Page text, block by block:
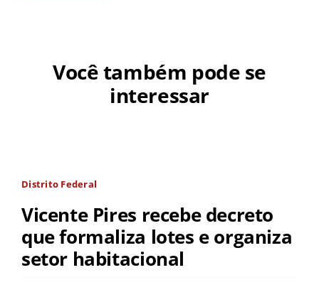
Você também pode se
interessar
Distrito Federal
Vicente Pires recebe decreto
que formaliza lotes e organiza
setor habitacional